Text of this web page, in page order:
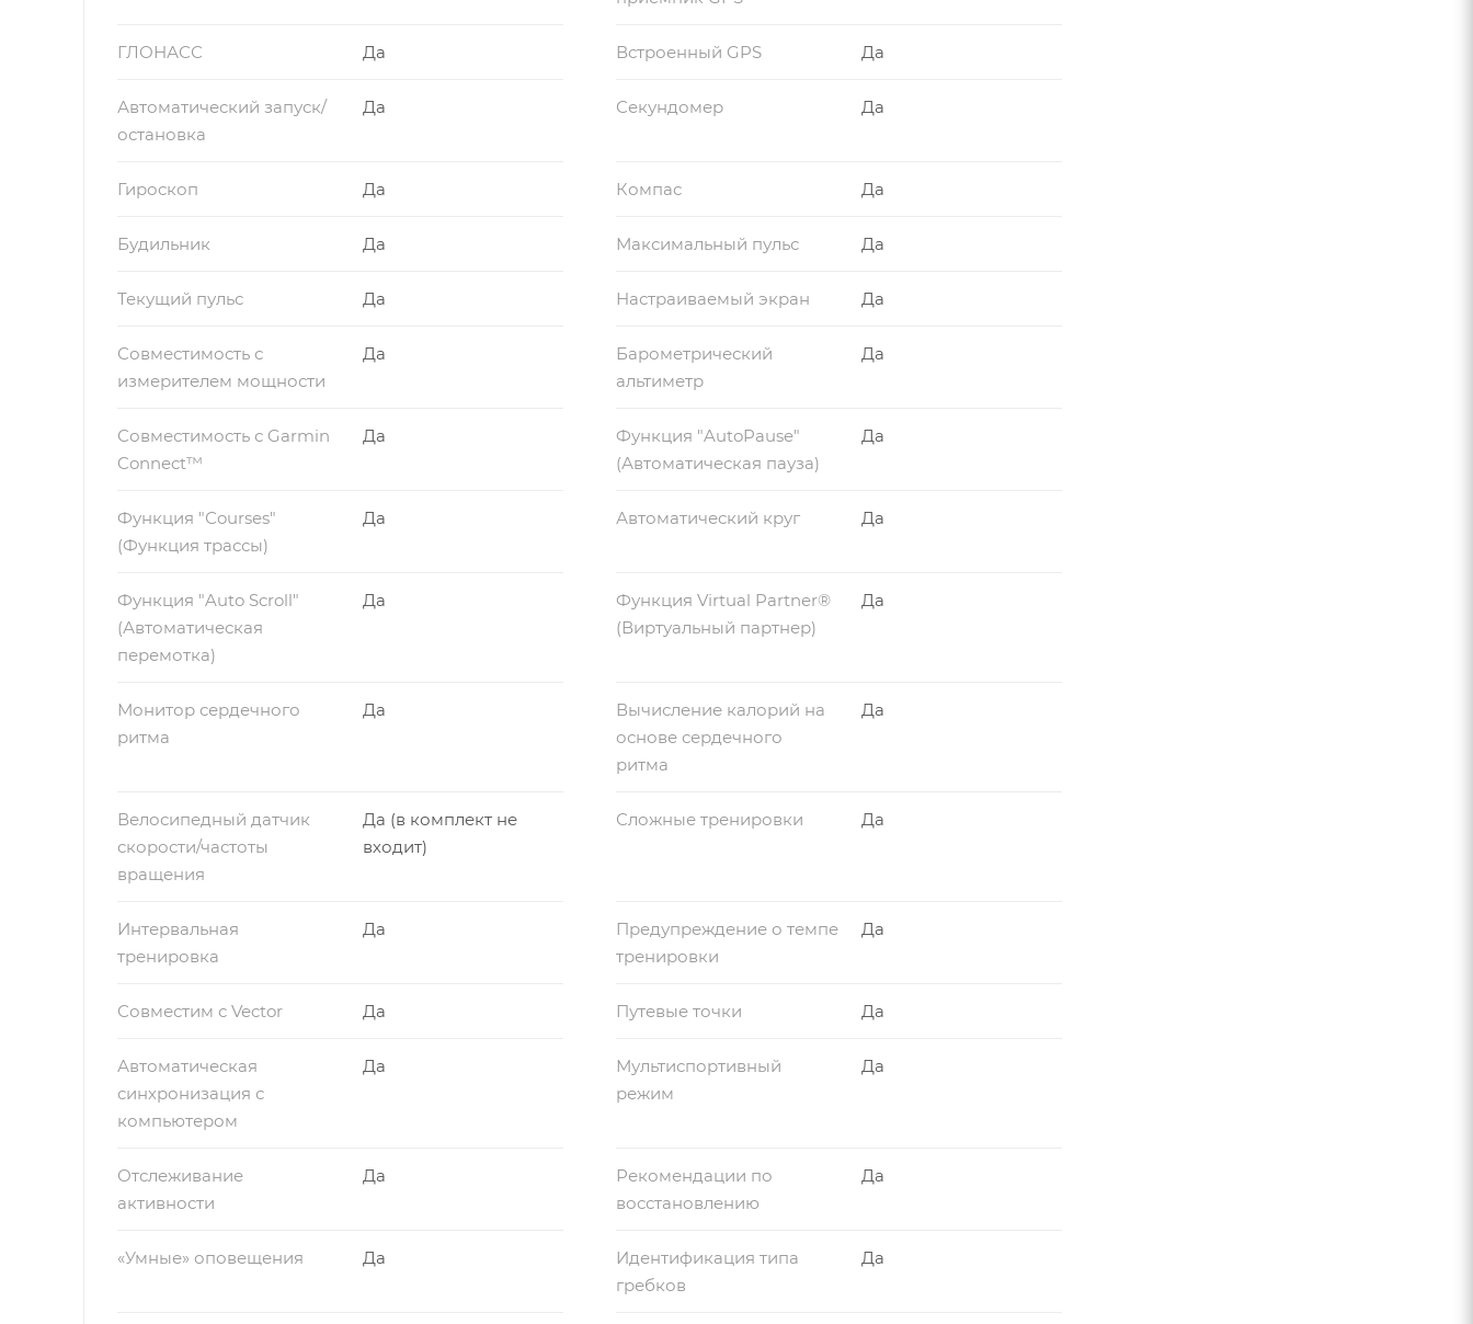
ГЛОНАСС Да Встроенный GPS Да
Автоматический запуск/
остановка
Да Секундомер Да
Гироскоп Да Компас Да
Будильник Да Максимальный пульс Да
Текущий пульс Да Настраиваемый экран Да
Совместимость с
измерителем мощности
Да
Барометрический
альтиметр
Да
Совместимость с Garmin
Connect™
Да
Функция "AutoPause"
(Автоматическая пауза)
Да
Функция "Сourses"
(Функция трассы)
Да Автоматический круг Да
Функция "Auto Scroll"
(Автоматическая
перемотка)
Да
Функция Virtual Partner®
(Виртуальный партнер)
Да
Монитор сердечного
ритма
Да
Вычисление калорий на
основе сердечного
ритма
Да
Велосипедный датчик
скорости/частоты
вращения
Да (в комплект не
входит)
Сложные тренировки Да
Интервальная
тренировка
Да
Предупреждение о темпе
тренировки
Да
Совместим с Vector Да Путевые точки Да
Автоматическая
синхронизация с
компьютером
Да
Мультиспортивный
режим
Да
Отслеживание
активности
Да
Рекомендации по
восстановлению
Да
«Умные» оповещения Да
Идентификация типа
гребков
Да